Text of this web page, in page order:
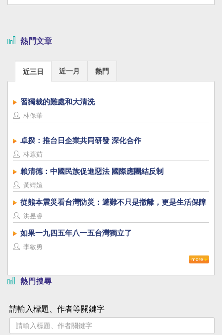
熱門文章
近三日 近一月 熱門
習獨裁的難處和大清洗
林保華
卓揆：推台日企業共同研發 深化合作
林薏茹
賴清德：中國民族促進惡法 國際應團結反制
黃靖媗
從熊本震災看台灣防災：避難不只是撤離，更是生活保障
洪昱睿
如果一九四五年八一五台灣獨立了
李敏勇
熱門搜尋
請輸入標題、作者等關鍵字